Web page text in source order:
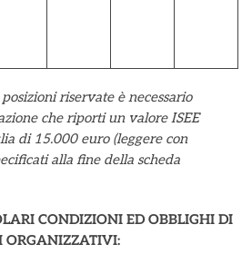
riservate è necessario
che riporti un valore ISEE
di 15.000 euro (leggere con
alla fine della scheda
CONDIZIONI ED OBBLIGHI DI
ORGANIZZATIVI: